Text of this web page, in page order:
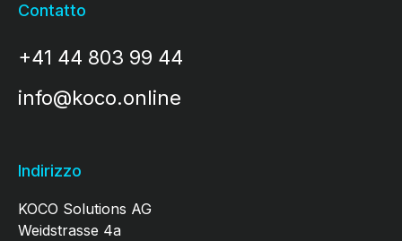
Contatto
+41 44 803 99 44
info@koco.online
Indirizzo
KOCO Solutions AG
Weidstrasse 4a